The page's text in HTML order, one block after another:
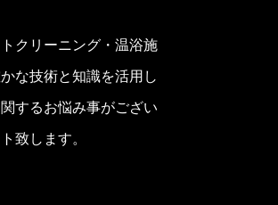
クリーニング・温浴施
な技術と知識を活用し
するお悩み事がござい
致します。